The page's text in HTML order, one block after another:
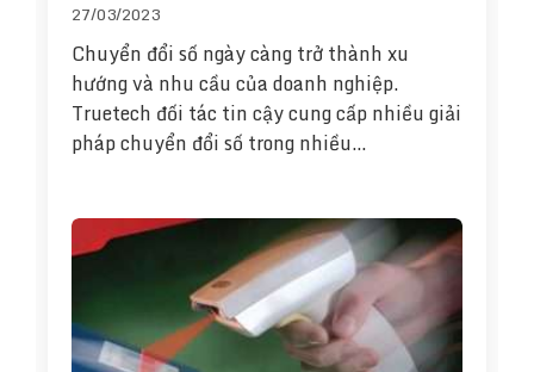
27/03/2023
Chuyển đổi số ngày càng trở thành xu
hướng và nhu cầu của doanh nghiệp.
Truetech đối tác tin cậy cung cấp nhiều giải
pháp chuyển đổi số trong nhiều…